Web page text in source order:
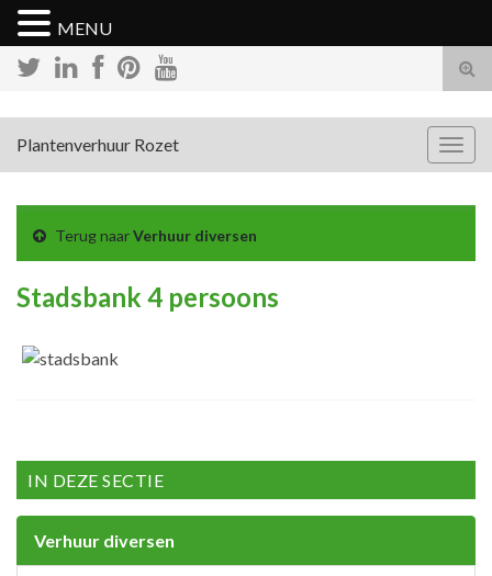
Plantenverhuur Rozet
Terug naarVerhuur diversen
Stadsbank 4 persoons
IN DEZE SECTIE
Verhuur diversen
MENU